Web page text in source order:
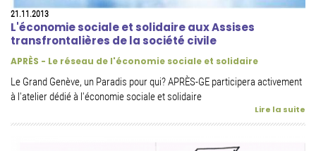
21.11.2013
L'économie sociale et solidaire aux Assises
transfrontalières de la société civile
APRÈS - Le réseau de l'économie sociale et solidaire
Le Grand Genève, un Paradis pour qui? APRÈS-GE participera activement
à l'atelier dédié à l'économie sociale et solidaire
Lire la suite